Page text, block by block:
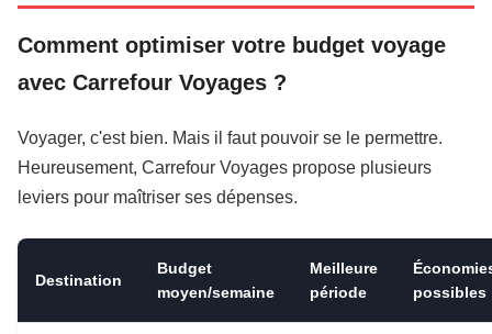
Comment optimiser votre budget voyage
avec Carrefour Voyages ?
Voyager, c'est bien. Mais il faut pouvoir se le permettre.
Heureusement, Carrefour Voyages propose plusieurs
leviers pour maîtriser ses dépenses.
Destination
Budget
moyen/semaine
Meilleure
période
possibles